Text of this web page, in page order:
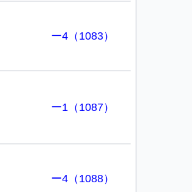
ー4（1083）
ー1（1087）
ー4（1088）